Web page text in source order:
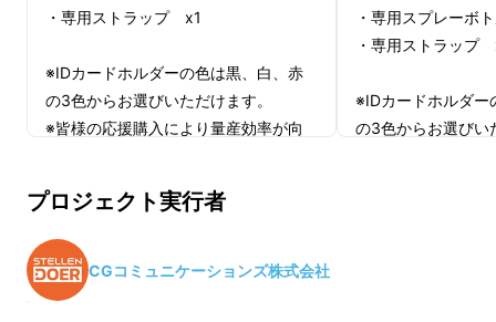
していましたが、その利便性の良さから、その
製品を見た多くの方から「私も使いたい」と
いった要望があり、BUNJIさんと弊社共同で商
品化を目指すことにしました。
オフィスがある狭山市近辺の病院や会社向けに
い便利な製品であることから、多くの引き合い
を頂いています。
・専用ストラップ x1
※IDカードホルダーの色は黒、白、赤
の3色からお選びいただけます。
※皆様の応援購入により量産効率が向
※デザイン・仕様は変更になる可能性
もございます。ご了承ください。
※ご注文状況、使用部材の供給状況、
製造工程上の都合等により出荷時期が
・専用スプレーボ
・専用ストラップ
※IDカードホルダー
の3色からお選びい
プロジェクト実行者
CGコミュニケーションズ株式会社